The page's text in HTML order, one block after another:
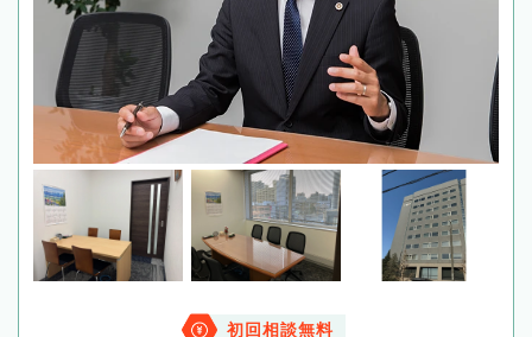
初回相談無料